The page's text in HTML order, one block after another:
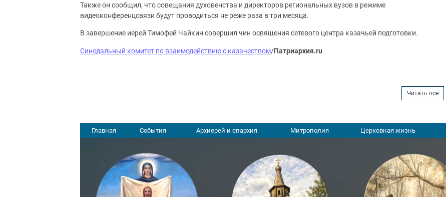
Также он сообщил, что совещания духовенства и директоров региональных вузов в режиме
видеоконференцсвязи будут проводиться не реже раза в три месяца.
В завершение иерей Тимофей Чайкин совершил чин освящения сетевого центра казачьей подготовки.
Синодальный комитет по взаимодействию с казачеством/Патриархия.ru
Читать все
Главная События Архиерей и епархия Митрополия Церковная жизнь